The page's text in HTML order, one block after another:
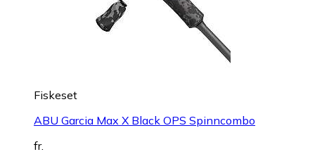
Fiskeset
ABU Garcia Max X Black OPS Spinncombo
fr.